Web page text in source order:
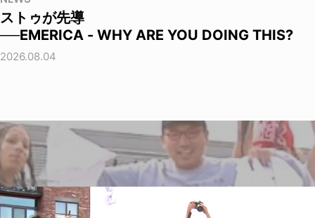
ストゥが先導
──EMERICA - WHY ARE YOU DOING THIS?
2026.08.04